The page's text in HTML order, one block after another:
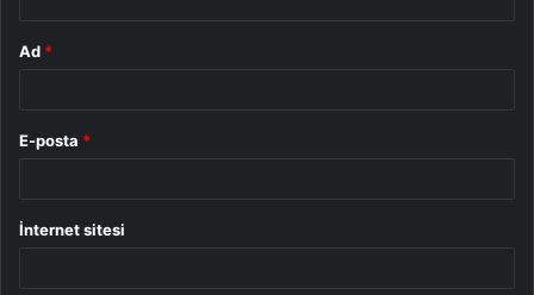
Ad *
E-posta *
İnternet sitesi